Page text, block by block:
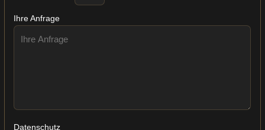
Ihre Anfrage
Datenschutz